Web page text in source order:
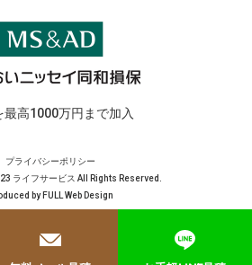
最高1000万円まで加入
プライバシーポリシー
ライフサービス All Rights Reserved.
by FULL Web Design